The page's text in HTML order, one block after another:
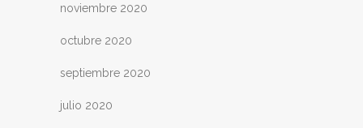
noviembre 2020
octubre 2020
septiembre 2020
julio 2020